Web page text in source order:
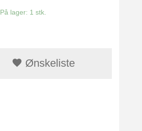
På lager: 1 stk.
Ønskeliste